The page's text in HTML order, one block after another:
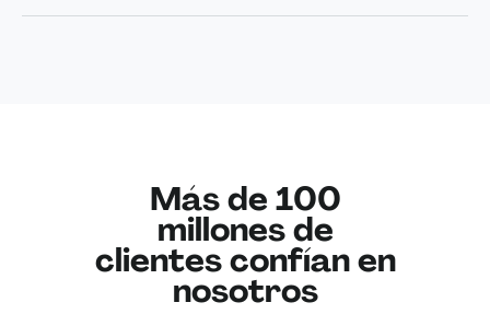
privacidad, asegurando que tus documentos
colaboración en grupo, los planes premium
ofrecen funciones profesionales.
Más de 100
millones de
clientes confían en
nosotros